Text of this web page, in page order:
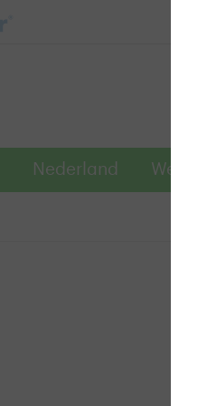
Nederland